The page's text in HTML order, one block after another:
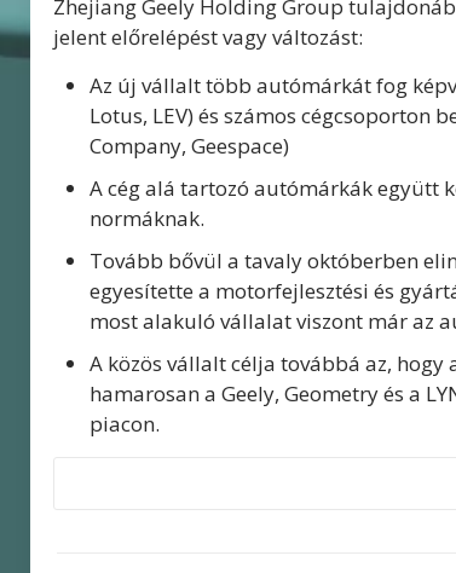
Zhejiang Geely Holding Group
jelent előrelépést vagy változást:
Az új vállalt több autómárkát fog
Lotus, LEV) és számos cégcsoporton
Company, Geespace)
A cég alá tartozó autómárkák együtt
normáknak.
Tovább bővül a tavaly októberben
egyesítette a motorfejlesztési és
most alakuló vállalat viszont már az
A közös vállalt célja továbbá az,
hamarosan a Geely, Geometry és a
piacon.